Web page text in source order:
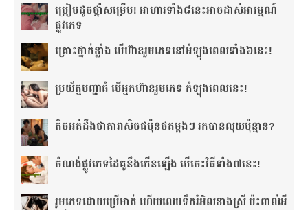
ប្រៀប​ដូច​ថ្នាំ​សម្រើប! អាហារ​ទាំង​៨​នេះ​អាច​ដាស់​អារម្មណ៍​
ផ្លូវភេទ
គ្រោះថ្នាក់​ខ្លាំង បើហ៊ាន​រួមភេទ​នៅ​អំឡុង​ពេល​ទាំង៦​នេះ!
ប្រយ័ត្ន​បញ្ហា​ធំ បើ​អ្នក​ហ៊ាន​រួមភេទ កំឡុង​ពេល​នេះ!
តិច​អត់​ដឹង​​ថាតារា​សិច​ជប៉ុន​ថត​ម្ដងៗ រកបាន​លុយ​ប៉ុន្មាន?
ចំណង់​ផ្លូវ​ភេទ​ដៃគូ​នឹង​កើន​ឡើង បើចេះ​វិធីទាំង​៧នេះ!
រួមភេទ​ដោយ​ប្រើ​មាត់ ហើយ​លេប​ទឹក​រំអិល​ខាង​ស្រី ប៉ះពាល់​អី​